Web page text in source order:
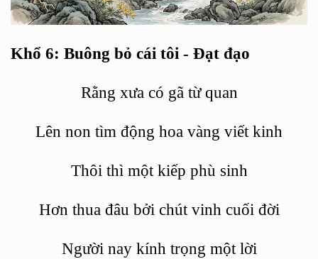
Khổ 6: Buông bỏ cái tôi - Đạt đạo
Rằng xưa có gã từ quan
Lên non tìm động hoa vàng viết kinh
Thôi thì một kiếp phù sinh
Hơn thua đâu bởi chút vinh cuối đời
Người nay kính trọng một lời